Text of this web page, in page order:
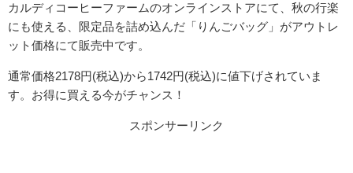
カルディコーヒーファームのオンラインストアにて、 秋の行楽
にも使える、限定品を詰め込んだ「りんごバッグ」 がアウトレ
ット価格にて販売中です。
通常価格2178円(税込)から1742円(税込)に値下げされていま
す。お得に買える今がチャンス！
スポンサーリンク